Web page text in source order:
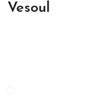
Vesoul